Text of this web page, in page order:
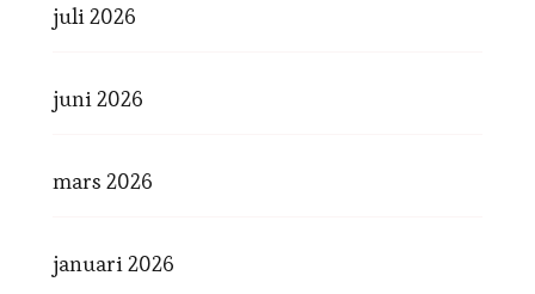
juli 2026
juni 2026
mars 2026
januari 2026